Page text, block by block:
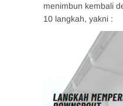
menimbun kembali
10 langkah, yakni :